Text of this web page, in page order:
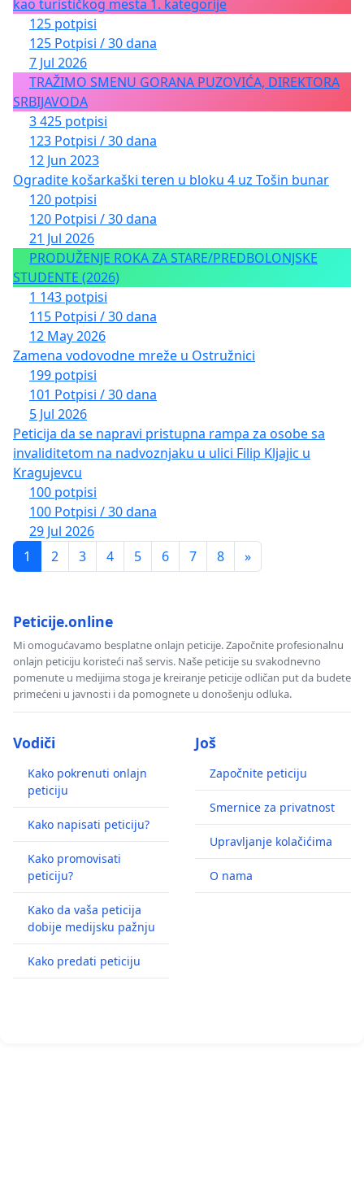
kao turističkog mesta 1. kategorije
125 potpisi
125 Potpisi / 30 dana
7 Jul 2026
TRAŽIMO SMENU GORANA PUZOVIĆA, DIREKTORA
SRBIJAVODA
3 425 potpisi
123 Potpisi / 30 dana
12 Jun 2023
Ogradite košarkaški teren u bloku 4 uz Tošin bunar
120 potpisi
120 Potpisi / 30 dana
21 Jul 2026
PRODUŽENJE ROKA ZA STARE/PREDBOLONJSKE
STUDENTE (2026)
1 143 potpisi
115 Potpisi / 30 dana
12 May 2026
Zamena vodovodne mreže u Ostružnici
199 potpisi
101 Potpisi / 30 dana
5 Jul 2026
Peticija da se napravi pristupna rampa za osobe sa
invaliditetom na nadvoznjaku u ulici Filip Kljajic u
Kragujevcu
100 potpisi
100 Potpisi / 30 dana
29 Jul 2026
1
2 3 4 5 6 7 8 »
Peticije.online
Mi omogućavamo besplatne onlajn peticije. Započnite profesionalnu
onlajn peticiju koristeći naš servis. Naše peticije su svakodnevno
pomenute u medijima stoga je kreiranje peticije odličan put da budete
primećeni u javnosti i da pomognete u donošenju odluka.
Vodiči
Kako pokrenuti onlajn
peticiju
Kako napisati peticiju?
Kako promovisati
peticiju?
Kako da vaša peticija
dobije medijsku pažnju
Kako predati peticiju
Još
Započnite peticiju
Smernice za privatnost
Upravljanje kolačićima
O nama